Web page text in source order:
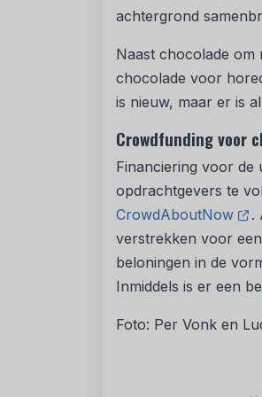
achtergrond
Naast chocolade
chocolade voor
is nieuw, maar er is
Crowdfunding voor
Financiering voor de
opdrachtgevers te
CrowdAboutNow
.
verstrekken voor
beloningen in de
Inmiddels is er een
Foto: Per Vonk en